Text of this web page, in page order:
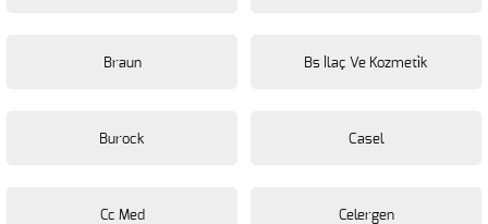
Braun Bs İlaç Ve Kozmeti̇k
Burock Casel
Cc Med Celergen